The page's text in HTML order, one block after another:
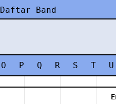
Daftar Band
O P Q R S T U